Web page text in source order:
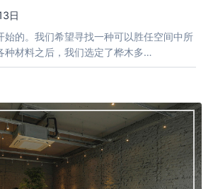
日
始的。我们希望寻找一种可以胜任空间中所
种材料之后，我们选定了桦木多…